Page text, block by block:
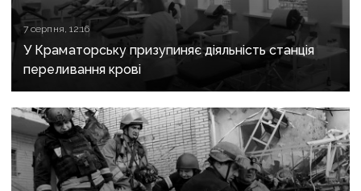
7 серпня, 12:16
У Краматорську призупиняє діяльність станція
переливання крові